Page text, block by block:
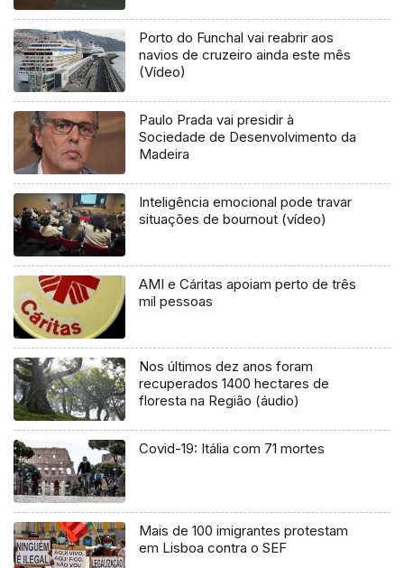
Porto do Funchal vai reabrir aos
navios de cruzeiro ainda este mês
(Vídeo)
Paulo Prada vai presidir à
Sociedade de Desenvolvimento da
Madeira
Inteligência emocional pode travar
situações de bournout (vídeo)
AMI e Cáritas apoiam perto de três
mil pessoas
Nos últimos dez anos foram
recuperados 1400 hectares de
floresta na Região (áudio)
Covid-19: Itália com 71 mortes
Mais de 100 imigrantes protestam
em Lisboa contra o SEF